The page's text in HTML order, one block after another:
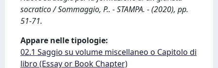
socratico / Sommaggio, P.. - STAMPA. - (2020), pp.
51-71.
Appare nelle tipologie:
02.1 Saggio su volume miscellaneo o Capitolo di
libro (Essay or Book Chapter)